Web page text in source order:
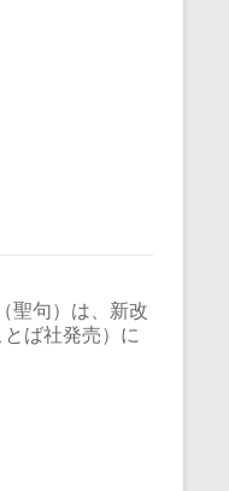
聖句）は、新改
ば社発売）に